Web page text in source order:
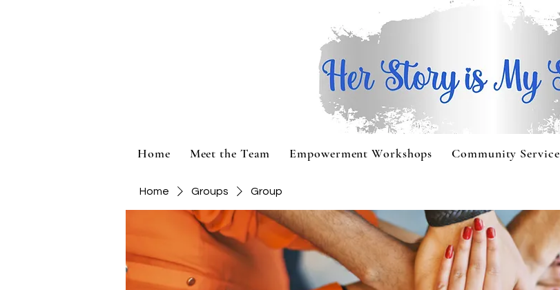
Home Meet the Team Empowerment Workshops Community Service
Home Groups Group